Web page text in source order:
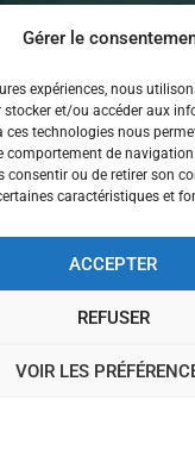
Gérer le
expériences, nous
stocker et/ou accéder aux
ces technologies nous
comportement de
consentir ou de retirer son
caractéristiques et
ACCEPTER
REFUSER
VOIR LES
pour accepter les
et activer ce contenu